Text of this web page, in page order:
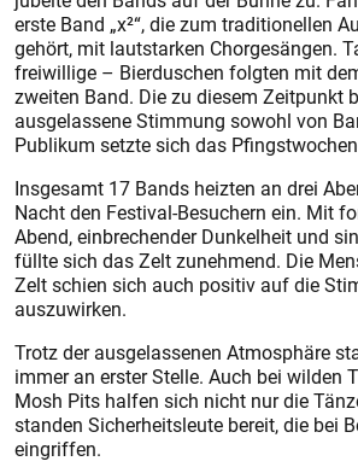
erste Band „x²“, die zum traditionellen
gehört, mit lautstarken Chorgesängen.
freiwillige – Bierduschen folgten mit
zweiten Band. Die zu diesem Zeitpunkt
ausgelassene Stimmung sowohl von
Publikum setzte sich das
Insgesamt 17 Bands heizten an drei
Nacht den Festival-Besuchern ein. Mit
Abend, einbrechender Dunkelheit und
füllte sich das Zelt zunehmend. Die
Zelt schien sich auch positiv auf die
auszuwirken.
Trotz der ausgelassenen Atmosphäre
immer an erster Stelle. Auch bei wilden
Mosh Pits halfen sich nicht nur die
standen Sicherheitsleute bereit, die bei
eingriffen.